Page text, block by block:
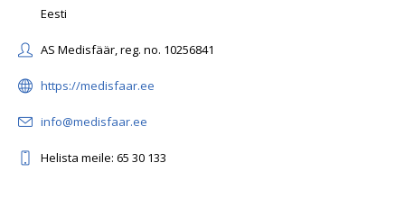
Eesti
AS Medisfäär, reg. no. 10256841
https://medisfaar.ee
info@medisfaar.ee
Helista meile: 65 30 133